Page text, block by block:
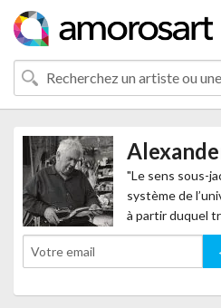
"Le sens sous-
système de
à partir duquel